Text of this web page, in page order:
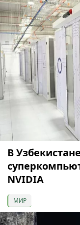
В
NVIDIA
МИР